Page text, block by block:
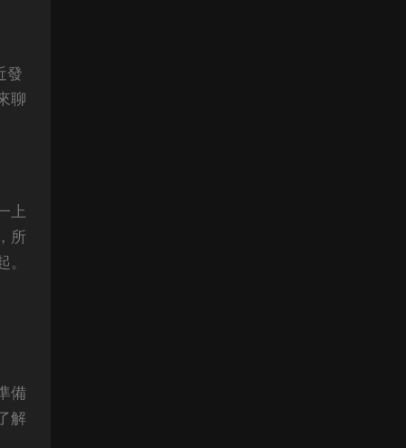
發
聊
上
所
備
解